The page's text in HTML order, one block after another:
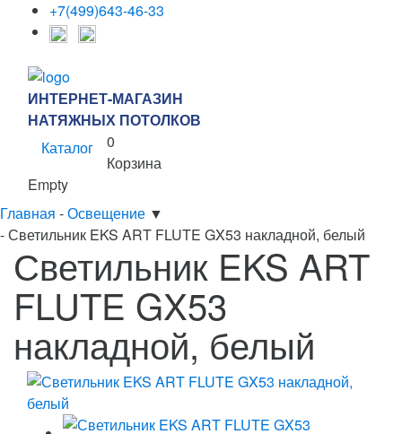
+7(499)643-46-33
ИНТЕРНЕТ-МАГАЗИН
НАТЯЖНЫХ ПОТОЛКОВ
Каталог
0
Корзина
Empty
Главная -Освещение ▼
-Светильник EKS ART FLUTE GX53 накладной, белый
Светильник EKS ART
FLUTE GX53
накладной, белый